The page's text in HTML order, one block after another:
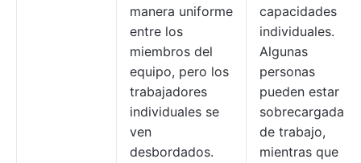
manera uniforme
entre los
miembros del
equipo, pero los
trabajadores
individuales se
ven
desbordados.
capacidades
individuales.
Algunas
personas
pueden estar
sobrecargadas
de trabajo,
mientras que